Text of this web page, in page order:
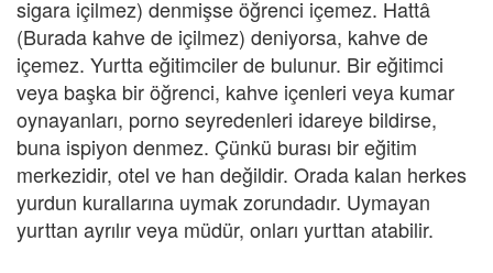
sigara içilmez) denmişse öğrenci içemez. Hattâ
(Burada kahve de içilmez) deniyorsa, kahve de
içemez. Yurtta eğitimciler de bulunur. Bir eğitimci
veya başka bir öğrenci, kahve içenleri veya kumar
oynayanları, porno seyredenleri idareye bildirse,
buna ispiyon denmez. Çünkü burası bir eğitim
merkezidir, otel ve han değildir. Orada kalan herkes
yurdun kurallarına uymak zorundadır. Uymayan
yurttan ayrılır veya müdür, onları yurttan atabilir.